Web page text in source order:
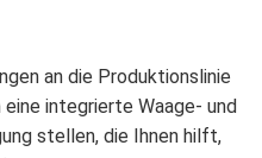
an die Produktionslinie
integrierte Waage- und
stellen, die Ihnen hilft,